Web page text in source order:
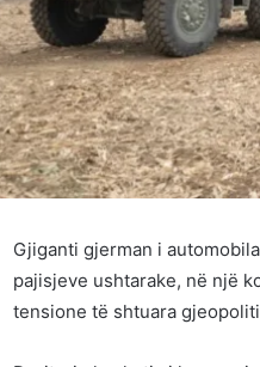
Gjiganti gjerman i
pajisjeve ushtarake, në një
tensione të shtuara